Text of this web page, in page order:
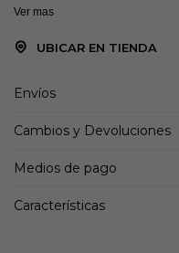
Ver mas
UBICAR EN TIENDA
Envíos
Cambios y Devoluciones
Medios de pago
Características